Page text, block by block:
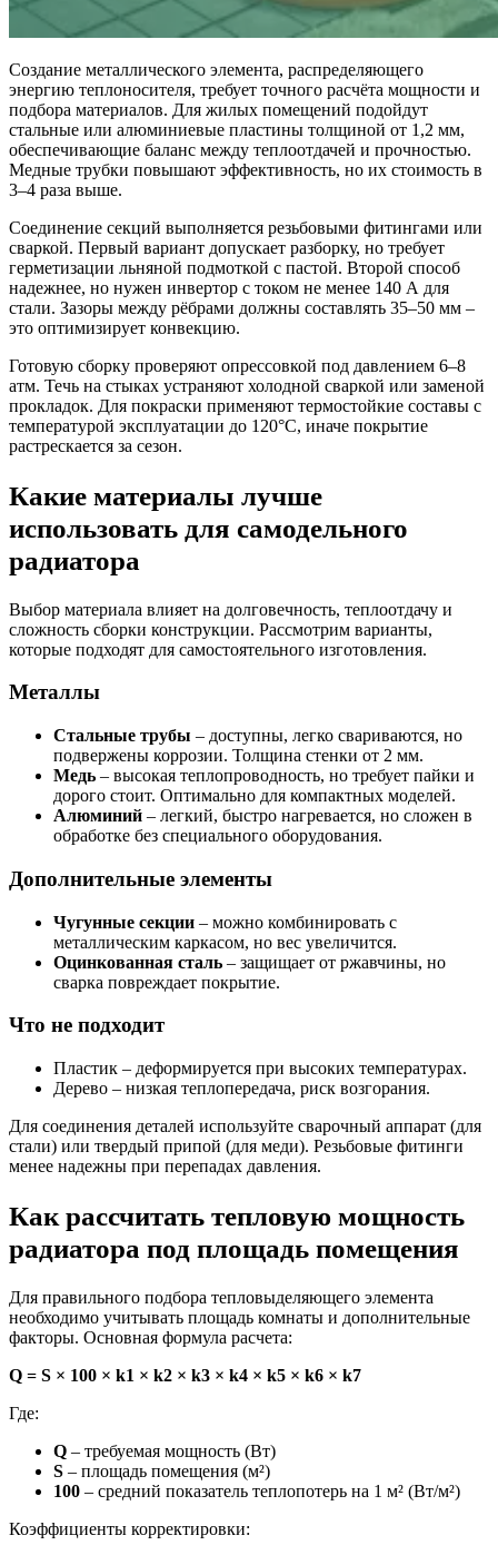
Создание металлического элемента, распределяющего
энергию теплоносителя, требует точного расчёта мощности и
подбора материалов. Для жилых помещений подойдут
стальные или алюминиевые пластины толщиной от 1,2 мм,
обеспечивающие баланс между теплоотдачей и прочностью.
Медные трубки повышают эффективность, но их стоимость в
3–4 раза выше.
Соединение секций выполняется резьбовыми фитингами или
сваркой. Первый вариант допускает разборку, но требует
герметизации льняной подмоткой с пастой. Второй способ
надежнее, но нужен инвертор с током не менее 140 А для
стали. Зазоры между рёбрами должны составлять 35–50 мм –
это оптимизирует конвекцию.
Готовую сборку проверяют опрессовкой под давлением 6–8
атм. Течь на стыках устраняют холодной сваркой или заменой
прокладок. Для покраски применяют термостойкие составы с
температурой эксплуатации до 120°C, иначе покрытие
растрескается за сезон.
Какие материалы лучше
использовать для самодельного
радиатора
Выбор материала влияет на долговечность, теплоотдачу и
сложность сборки конструкции. Рассмотрим варианты,
которые подходят для самостоятельного изготовления.
Металлы
Стальные трубы – доступны, легко свариваются, но
подвержены коррозии. Толщина стенки от 2 мм.
Медь – высокая теплопроводность, но требует пайки и
дорого стоит. Оптимально для компактных моделей.
Алюминий – легкий, быстро нагревается, но сложен в
обработке без специального оборудования.
Дополнительные элементы
Чугунные секции – можно комбинировать с
металлическим каркасом, но вес увеличится.
Оцинкованная сталь – защищает от ржавчины, но
сварка повреждает покрытие.
Что не подходит
Пластик – деформируется при высоких температурах.
Дерево – низкая теплопередача, риск возгорания.
Для соединения деталей используйте сварочный аппарат (для
стали) или твердый припой (для меди). Резьбовые фитинги
менее надежны при перепадах давления.
Как рассчитать тепловую мощность
радиатора под площадь помещения
Для правильного подбора тепловыделяющего элемента
необходимо учитывать площадь комнаты и дополнительные
факторы. Основная формула расчета:
Q = S × 100 × k1 × k2 × k3 × k4 × k5 × k6 × k7
Где:
Q – требуемая мощность (Вт)
S – площадь помещения (м²)
100 – средний показатель теплопотерь на 1 м² (Вт/м²)
Коэффициенты корректировки: